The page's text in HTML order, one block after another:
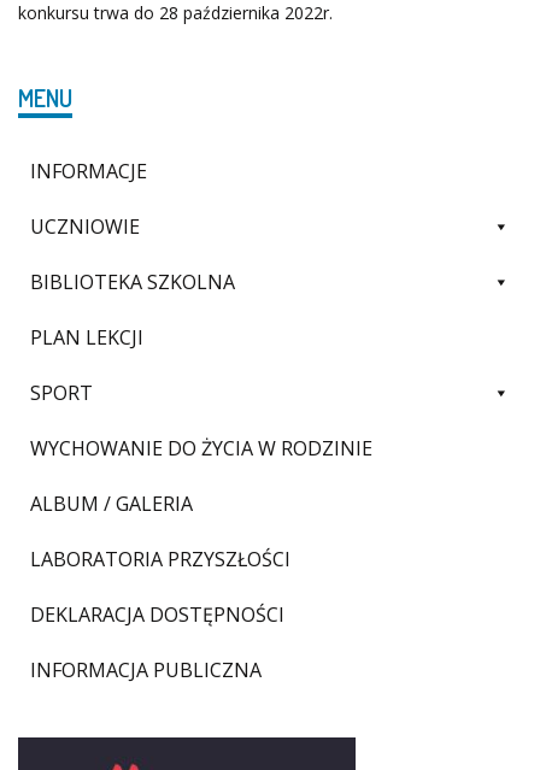
konkursu trwa do 28 października 2022r.
MENU
INFORMACJE
UCZNIOWIE
BIBLIOTEKA SZKOLNA
PLAN LEKCJI
SPORT
WYCHOWANIE DO ŻYCIA W RODZINIE
ALBUM / GALERIA
LABORATORIA PRZYSZŁOŚCI
DEKLARACJA DOSTĘPNOŚCI
INFORMACJA PUBLICZNA